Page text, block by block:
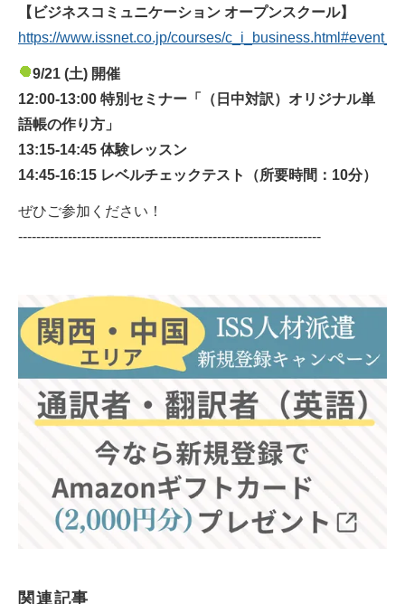
【ビジネスコミュニケーション オープンスクール】
https://www.issnet.co.jp/courses/
9/21 (土) 開催
12:00-13:00 特別セミナー「（日中対訳）オリジナル単
語帳の作り方」
13:15-14:45 体験レッスン
14:45-16:15 レベルチェックテスト（所要時間：10分）
ぜひご参加ください！
-------------------------------------------------------------------
関連記事